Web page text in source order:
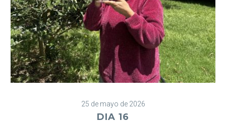
25 de mayo de 2026
DIA 16